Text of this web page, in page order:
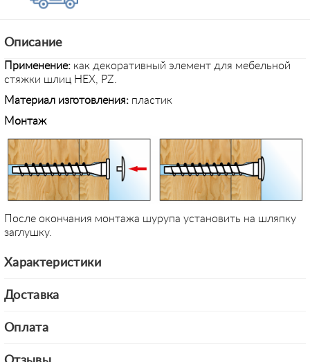
Описание
Применение: как декоративный элемент для мебельной
стяжки шлиц HEX, PZ.
Материал изготовления: пластик
Монтаж
После окончания монтажа шурупа установить на шляпку
заглушку.
Характеристики
Доставка
Оплата